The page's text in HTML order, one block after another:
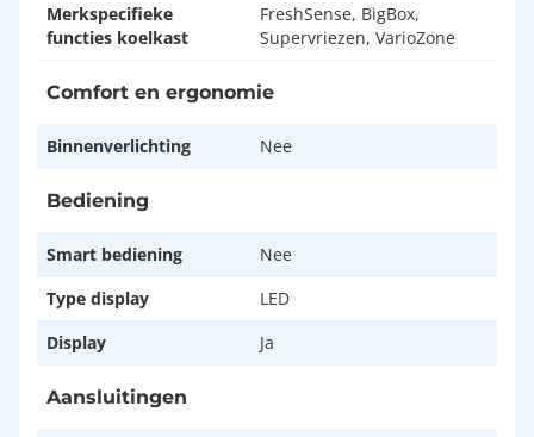
Merkspecifieke
functies koelkast
FreshSense, BigBox,
Supervriezen, VarioZone
Comfort en ergonomie
Binnenverlichting Nee
Bediening
Smart bediening
Nee
Type display
LED
Display
Ja
Aansluitingen